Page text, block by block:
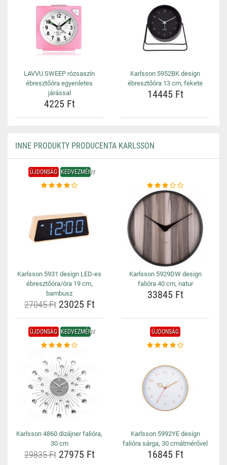
LAVVU SWEEP rózsaszín
ébresztőóra egyenletes
járással
4225 Ft
Karlsson 5952BK design
ébresztőóra 13 cm, fekete
14445 Ft
INNE PRODUKTY PRODUCENTA KARLSSON
ÚJDONSÁG KEDVEZMÉNY
Karlsson 5931 design LED-es
ébresztőóra/óra 19 cm,
bambusz
27045 Ft23025 Ft
Karlsson 5929DW design
falióra 40 cm, natur
33845 Ft
ÚJDONSÁG KEDVEZMÉNY
Karlsson 4860 dizájner falióra,
30 cm
29835 Ft27975 Ft
ÚJDONSÁG
Karlsson 5992YE design
falióra sárga, 30 cmátmérővel
16845 Ft